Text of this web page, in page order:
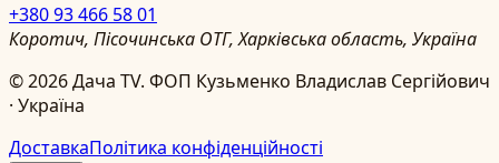
+380 93 466 58 01
Коротич, Пісочинська ОТГ, Харківська область, Україна
©2026Дача TV. ФОП Кузьменко Владислав Сергійович
· Україна
ДоставкаПолітика конфіденційності